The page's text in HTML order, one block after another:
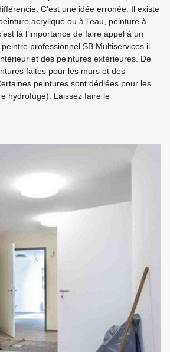
C’est une idée erronée. Il existe
acrylique ou à l’eau, peinture à
là l’importance de faire appel à un
professionnel SB Multiservices il
et des peintures extérieures. De
faites pour les murs et des
peintures sont dédiées pour les
hydrofuge). Laissez faire le